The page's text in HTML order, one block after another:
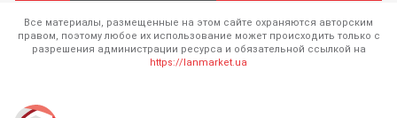
Все материалы, размещенные на этом сайте охраняются авторским
правом, поэтому любое их использование может происходить только с
разрешения администрации ресурса и обязательной ссылкой на
https://lanmarket.ua